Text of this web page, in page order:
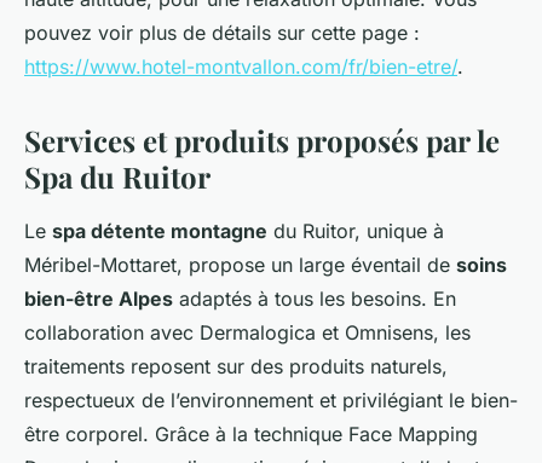
pouvez voir plus de détails sur cette page :
https://www.hotel-montvallon.com/fr/bien-etre/.
Services et produits proposés par le
Spa du Ruitor
Le spa détente montagne du Ruitor, unique à
Méribel-Mottaret, propose un large éventail de soins
bien-être Alpes adaptés à tous les besoins. En
collaboration avec Dermalogica et Omnisens, les
traitements reposent sur des produits naturels,
respectueux de l’environnement et privilégiant le bien-
être corporel. Grâce à la technique Face Mapping